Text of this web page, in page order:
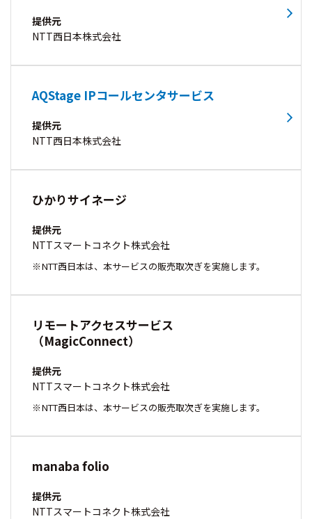
提供元
NTT西日本株式会社
AQStage IPコールセンタサービス
提供元
NTT西日本株式会社
ひかりサイネージ
提供元
NTTスマートコネクト株式会社
NTT西日本は、本サービスの販売取次ぎを実施します。
リモートアクセスサービス
（MagicConnect）
提供元
NTTスマートコネクト株式会社
NTT西日本は、本サービスの販売取次ぎを実施します。
manaba folio
提供元
NTTスマートコネクト株式会社